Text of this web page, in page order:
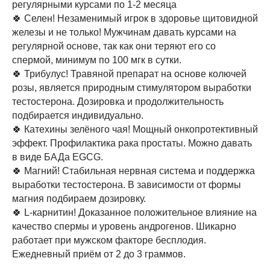
регулярными курсами по 1-2 месяца
🍀 Селен! Незаменимый игрок в здоровье щитовидной
железы и не только! Мужчинам давать курсами на
регулярной основе, так как они теряют его со
спермой, минимум по 100 мгк в сутки.
🍀 Трибулус! Травяной препарат на основе колючей
розы, является природным стимулятором выработки
тестостерона. Дозировка и продолжительность
подбирается индивидуально.
🍀 Катехины зелёного чая! Мощный онкопротективный
эффект. Профилактика рака простаты. Можно давать
в виде БАДа EGCG.
🍀 Магний! Стабильная нервная система и поддержка
выработки тестостерона. В зависимости от формы
магния подбираем дозировку.
🍀 L-карнитин! Доказанное положительное влияние на
качество спермы и уровень андрогенов. Шикарно
работает при мужском факторе бесплодия.
Ежедневный приём от 2 до 3 граммов.